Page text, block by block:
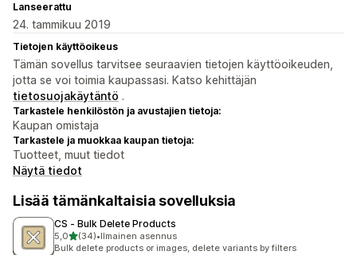
Lanseerattu
24. tammikuu 2019
Tietojen käyttöoikeus
Tämän sovellus tarvitsee seuraavien tietojen käyttöoikeuden,
jotta se voi toimia kaupassasi. Katso kehittäjän
tietosuojakäytäntö .
Tarkastele henkilöstön ja avustajien tietoja:
Kaupan omistaja
Tarkastele ja muokkaa kaupan tietoja:
Tuotteet, muut tiedot
Näytä tiedot
Lisää tämänkaltaisia sovelluksia
CS ‑ Bulk Delete Products
5,0/ 5 tähteä
(34)
34 arvostelua yhteensä
•Ilmainen asennus
Bulk delete products or images, delete variants by filters